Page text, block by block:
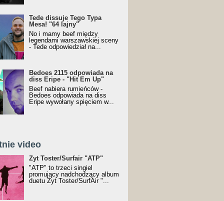
Tede dissuje Tego Typa
Mesa! "64 lajny"
No i mamy beef między
legendami warszawskiej sceny
- Tede odpowiedział na...
Bedoes 2115 odpowiada na
diss Eripe - "Hit Em Up"
Beef nabiera rumieńców -
Bedoes odpowiada na diss
Eripe wywołany spięciem w...
video
SurfAir - ATP VIDEO
Żyt Toster/Surfair "ATP"
"ATP" to trzeci singiel
promujący nadchodzący album
duetu Żyt Toster/SurfAir "...